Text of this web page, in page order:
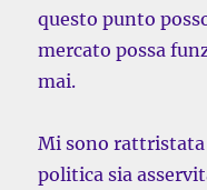
questo punto
mercato possa
mai.
Mi sono rattristata
politica sia